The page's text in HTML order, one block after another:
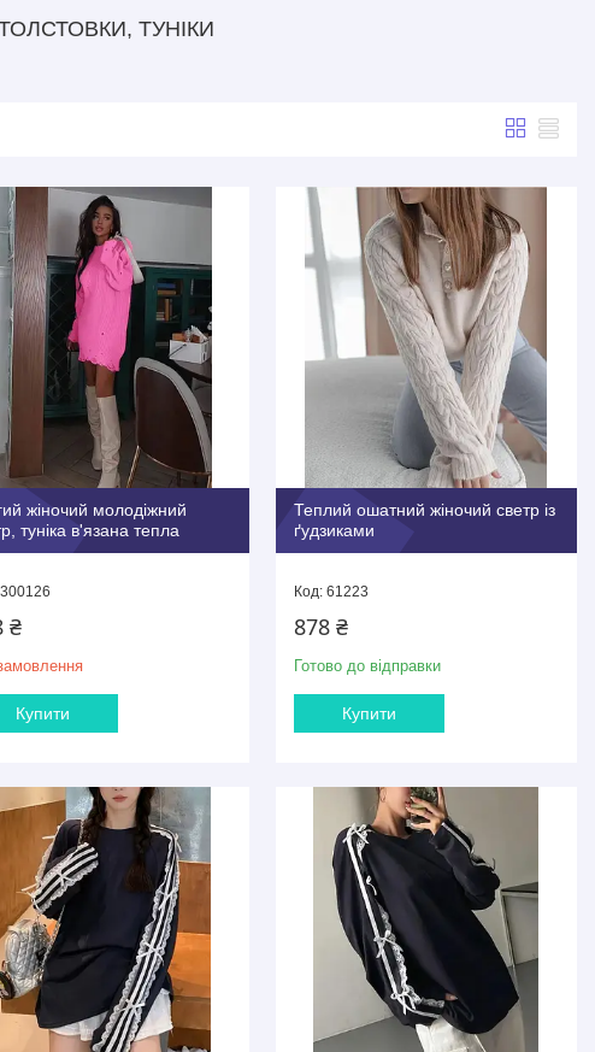
ТУНІКИ
жіночий молодіжний
туніка в'язана тепла
300126
₴
Купити
Теплий ошатний жіночий светр із
ґудзиками
61223
878 ₴
Готово до відправки
Купити